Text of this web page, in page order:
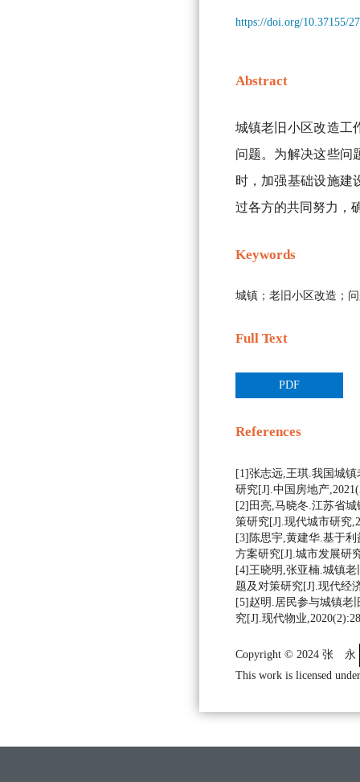
https://doi.org/10.37155/
Abstract
城镇老旧小区改造工
问题。为解决这些问
时，加强基础设施建
过各方的共同努力，
Keywords
城镇；老旧小区改造；
Full Text
PDF
References
[1]张志远,王琪.我国城
研究[J].中国房地产
[2]田亮,马晓冬.江苏省
策研究[J].现代城市研究
[3]陈思宇,黄建华.基于
方案研究[J].城市发展研
[4]王晓明,张亚楠.城镇
题及对策研究[J].现代经
[5]赵明.居民参与城镇老
究[J].现代物业
Copyright © 2024 张 永
This work is licensed